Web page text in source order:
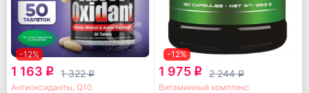
-12%
1 163 q 1 322q
Антиоксиданты, Q10
-12%
1 975 q 2 244q
Витаминный комплекс